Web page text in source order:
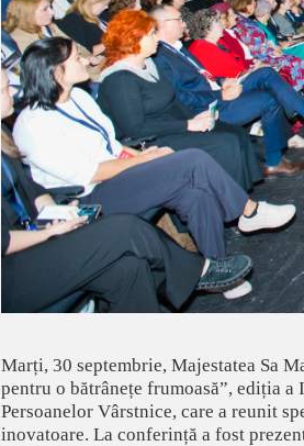
Marți, 30 septembrie, Majestatea Sa
pentru o bătrânețe frumoasă”, ediția a
Persoanelor Vârstnice, care a reunit
inovatoare. La conferință a fost